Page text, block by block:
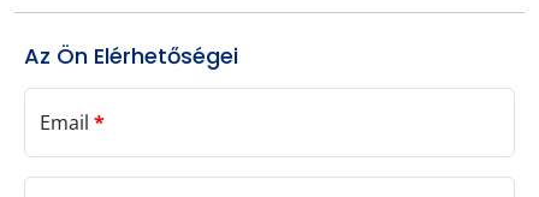
Az Ön Elérhetőségei
Email *